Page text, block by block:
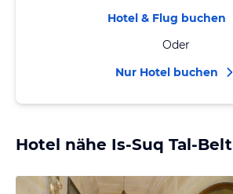
Hotel & Flug buchen
Oder
Nur Hotel buchen
Hotel nähe Is-Suq Tal-Belt